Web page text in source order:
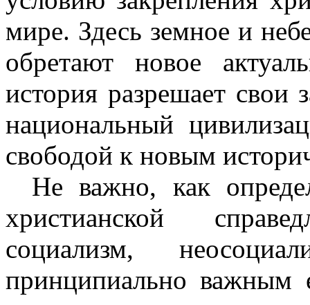
мире. Здесь земное и
обретают новое
история разрешает свои
национальный
свободой к новым
Не важно, как
христианской
социализм,
принципиально важным